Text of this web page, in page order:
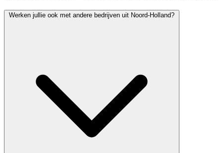
Werken jullie ook met andere bedrijven uit Noord-Holland?